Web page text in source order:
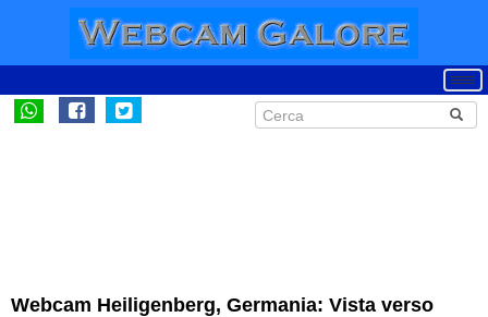
Webcam Heiligenberg, Germania: Vista verso